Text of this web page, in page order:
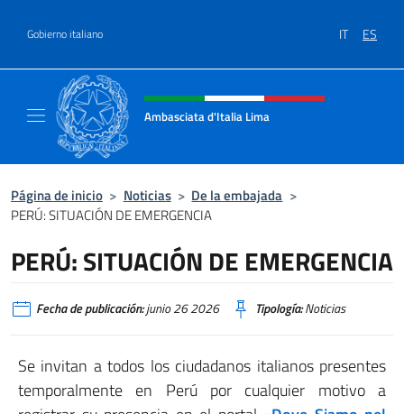
Gobierno italiano IT ES
Encabezado del sitio web,
Ambasciata d'Italia Lima
Página de inicio > Noticias > De la embajada >
PERÚ: SITUACIÓN DE EMERGENCIA
PERÚ: SITUACIÓN DE EMERGENCIA
Fecha de publicación:junio 26 2026 Tipología:Noticias
Se invitan a todos los ciudadanos italianos presentes
temporalmente en Perú por cualquier motivo a